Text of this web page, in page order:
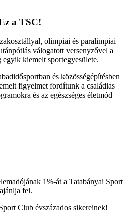
a TSC!
olimpiai és paralimpiai
válogatott versenyzővel a
kiemelt sportegyesülete.
és közösségépítésben
figyelmet fordítunk a családias
és az egészséges életmód
1%-át a Tatabányai Sport
fel.
Club évszázados sikereinek!